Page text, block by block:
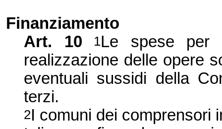
Finanziamento
Art. 10
1Le spese per
realizzazione delle opere
eventuali sussidi della
terzi.
2I comuni dei comprensori